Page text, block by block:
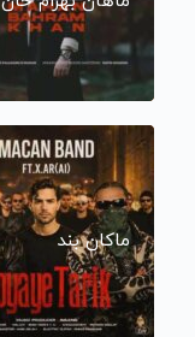
ماکان بند